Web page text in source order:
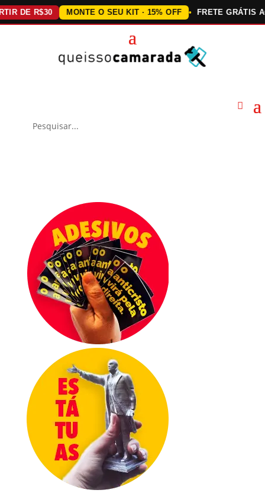
R$30 MONTE O SEU KIT · 15% OFF FRETE GRÁTIS